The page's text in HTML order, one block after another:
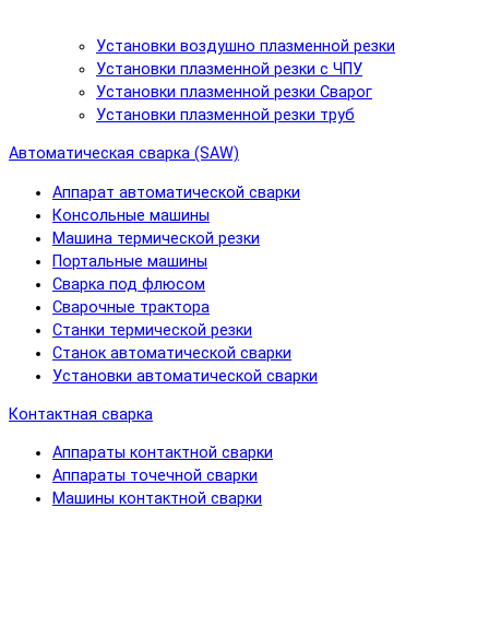
Установки воздушно плазменной резки
Установки плазменной резки с ЧПУ
Установки плазменной резки Сварог
Установки плазменной резки труб
Автоматическая сварка (SAW)
Аппарат автоматической сварки
Консольные машины
Машина термической резки
Портальные машины
Сварка под флюсом
Сварочные трактора
Станки термической резки
Станок автоматической сварки
Установки автоматической сварки
Контактная сварка
Аппараты контактной сварки
Аппараты точечной сварки
Машины контактной сварки